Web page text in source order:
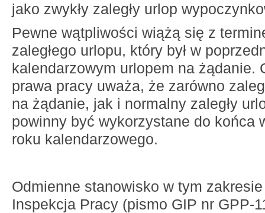
jako zwykły zaległy urlop
Pewne wątpliwości wiążą się z
zaległego urlopu, który był w
kalendarzowym urlopem na żądanie.
prawa pracy uważa, że zarówno
na żądanie, jak i normalny zaległy
powinny być wykorzystane do końca
roku kalendarzowego.
Odmienne stanowisko w tym
Inspekcja Pracy (pismo GIP nr GPP-